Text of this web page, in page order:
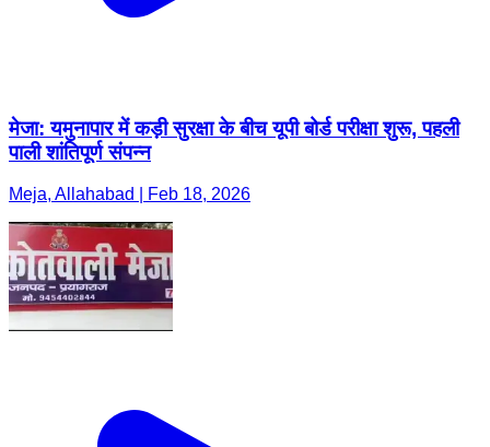
मेजा: यमुनापार में कड़ी सुरक्षा के बीच यूपी बोर्ड परीक्षा शुरू, पहली
पाली शांतिपूर्ण संपन्न
Meja, Allahabad | Feb 18, 2026